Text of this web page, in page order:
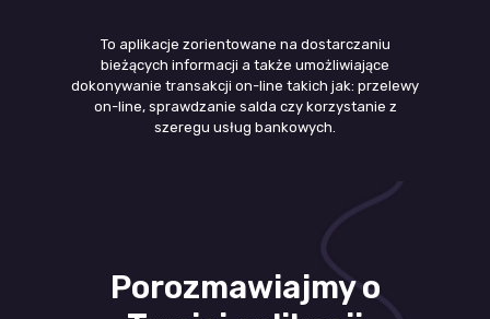
To aplikacje zorientowane na dostarczaniu
bieżących informacji a także umożliwiające
dokonywanie transakcji on-line takich jak: przelewy
on-line, sprawdzanie salda czy korzystanie z
szeregu usług bankowych.
Porozmawiajmy o